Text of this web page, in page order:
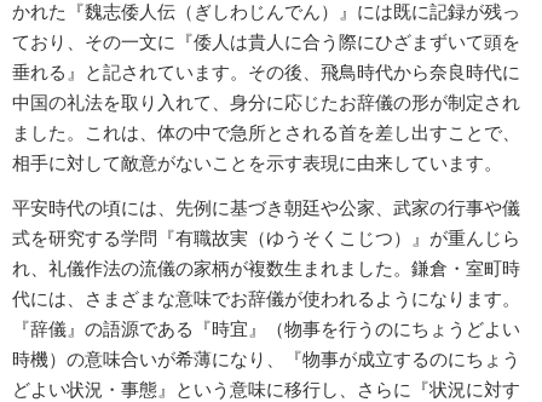
かれた『魏志倭人伝（ぎしわじんでん）』には既に記録が残っ
ており、その一文に『倭人は貴人に合う際にひざまずいて頭を
垂れる』と記されています。その後、飛鳥時代から奈良時代に
中国の礼法を取り入れて、身分に応じたお辞儀の形が制定され
ました。これは、体の中で急所とされる首を差し出すことで、
相手に対して敵意がないことを示す表現に由来しています。
平安時代の頃には、先例に基づき朝廷や公家、武家の行事や儀
式を研究する学問『有職故実（ゆうそくこじつ）』が重んじら
れ、礼儀作法の流儀の家柄が複数生まれました。鎌倉・室町時
代には、さまざまな意味でお辞儀が使われるようになります。
『辞儀』の語源である『時宜』（物事を行うのにちょうどよい
時機）の意味合いが希薄になり、『物事が成立するのにちょう
どよい状況・事態』という意味に移行し、さらに『状況に対す